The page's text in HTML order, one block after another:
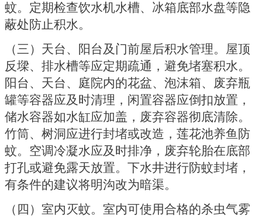
蚊。定期检查饮水机水槽、冰箱底部水盘等隐
蔽处防止积水。
（三）天台、阳台及门前屋后积水管理。屋顶
反墚、排水槽等应定期疏通，避免堵塞积水。
阳台、天台、庭院内的花盆、泡沫箱、废弃瓶
罐等容器应及时清理，闲置容器应倒扣放置，
储水容器如水缸应加盖，废弃容器彻底清除。
竹筒、树洞应进行封堵或改造，莲花池养鱼防
蚊。空调冷凝水应及时排净，废弃轮胎在底部
打孔或避免露天放置。下水井进行防蚊封堵，
有条件的建议将明沟改为暗渠。
（四）室内灭蚊。室内可使用合格的杀虫气雾